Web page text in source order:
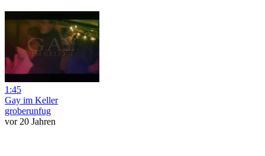
1:45
Gay im Keller
groberunfug
vor 20 Jahren